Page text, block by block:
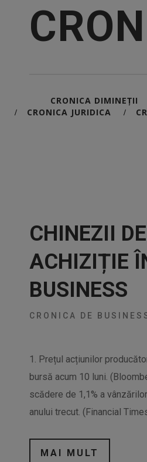
CRONICA DIMINEȚII
/ CRONICA JURIDICA /
CHINEZII
ACHIZIȚIE
BUSINESS
CRONICA DE
1. Prețul acțiunilor
bursă acum 10 luni.
scădere de 1,1% a
anului trecut. (Financial
MAI MULT